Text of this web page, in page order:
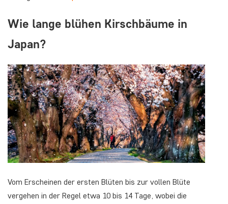
Wie lange blühen Kirschbäume in
Japan?
Vom Erscheinen der ersten Blüten bis zur vollen Blüte
vergehen in der Regel etwa 10 bis 14 Tage, wobei die